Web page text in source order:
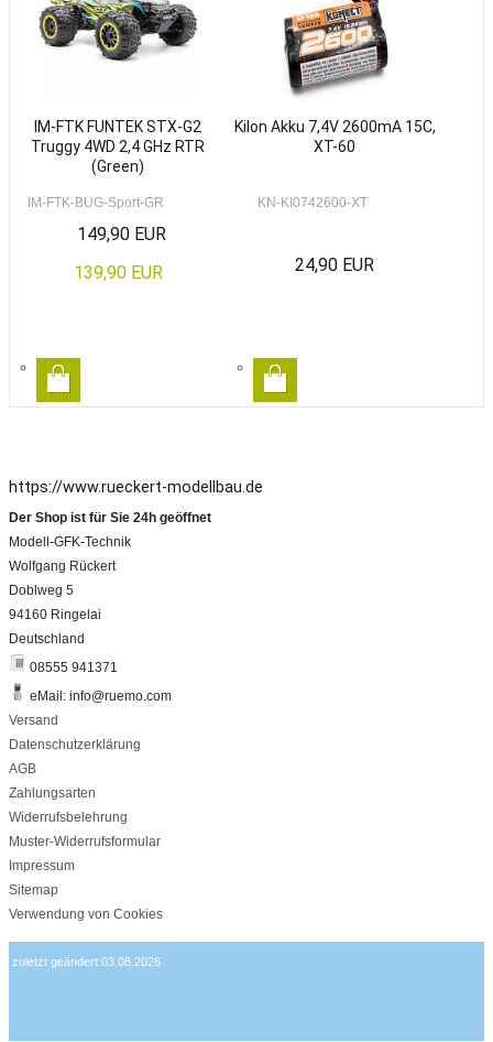
IM-FTK FUNTEK STX-G2
Truggy 4WD 2,4 GHz RTR
(Green)
IM-FTK-BUG-Sport-GR
149,90 EUR
139,90 EUR
Kilon Akku 7,4V 2600mA 15C,
XT-60
KN-KI0742600-XT
24,90 EUR
https://www.rueckert-modellbau.de
Der Shop ist für Sie 24h geöffnet
Modell-GFK-Technik
Wolfgang Rückert
Doblweg 5
94160 Ringelai
Deutschland
08555 941371
eMail: info@ruemo.com
Versand
Datenschutzerklärung
AGB
Zahlungsarten
Widerrufsbelehrung
Muster-Widerrufsformular
Impressum
Sitemap
Verwendung von Cookies
zuletzt geändert:03.08.2026